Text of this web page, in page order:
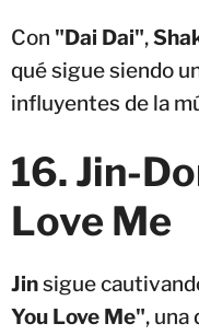
Con "Dai Dai",
qué sigue siendo
influyentes de la
16. Jin-
Love Me
Jinsigue
You Love Me", una